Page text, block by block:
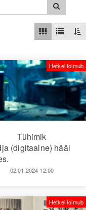
Tühimik
(digitaalne) hääl
02.01.2024 12:00
Hetkel toimub
Hetkel toimub